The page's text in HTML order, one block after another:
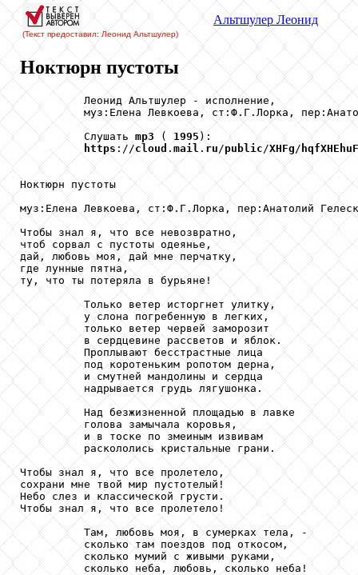
(Текст предоставил: Леонид Альтшулер)
Альтшулер Леонид
Ноктюрн пустоты
          Леонид Альтшулер - исполнение,
муз:Елена Левкоева, ст:Ф.Г.Лорка,
          Слушать
mp3 ( 1995 ):
https ://cloud . mail . ru /public /XHFg / hqfXHEhuF
Ноктюрн пустоты
муз:Елена Левкоева, ст:Ф.Г.Лорка, пер:Анатолий
Чтобы знал я, что все невозвратно,
чтоб сорвал с пустоты одеянье,
дай, любовь моя, дай мне перчатку,
где лунные пятна,
ту, что ты потеряла в бурьяне!
          Только ветер исторгнет улитку,
          у слона погребенную в легких,
          только ветер червей заморозит
          в сердцевине рассветов и яблок.
          Проплывают бесстрастные лица
          под коротеньким ропотом дерна,
          и смутней мандолины и сердца
          надрывается грудь лягушонка.
          Над безжизненной площадью в лавке
          голова замычала коровья,
          и в тоске по змеиным извивам
          раскололись кристальные грани.
Чтобы знал я, что все пролетело,
сохрани мне твой мир пустотелый!
Небо слез и классической грусти.
Чтобы знал я, что все пролетело!
          Там, любовь моя, в сумерках тела, -
          сколько там поездов под откосом,
          сколько мумий с живыми руками,
          сколько неба, любовь, сколько неба!